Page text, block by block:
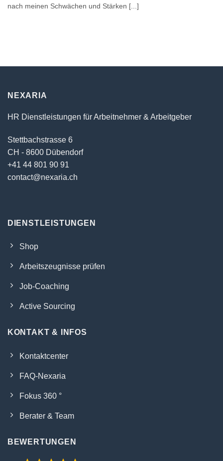
nach meinen Schwächen und Stärken [...]
NEXARIA
HR Dienstleistungen für Arbeitnehmer & Arbeitgeber
Stettbachstrasse 6
CH - 8600 Dübendorf
+41 44 801 90 91
contact@nexaria.ch
DIENSTLEISTUNGEN
Shop
Arbeitszeugnisse prüfen
Job-Coaching
Active Sourcing
KONTAKT & INFOS
Kontaktcenter
FAQ-Nexaria
Fokus 360 °
Berater & Team
BEWERTUNGEN